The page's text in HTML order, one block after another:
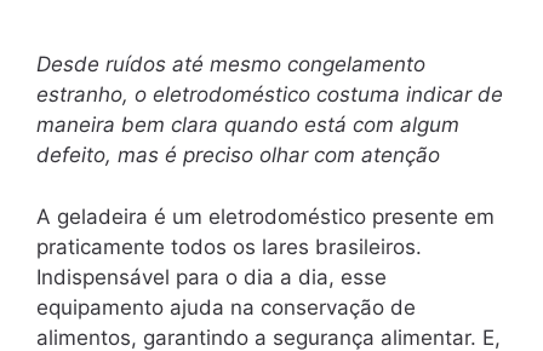
Desde ruídos até mesmo congelamento
estranho, o eletrodoméstico costuma indicar de
maneira bem clara quando está com algum
defeito, mas é preciso olhar com atenção
A geladeira é um eletrodoméstico presente em
praticamente todos os lares brasileiros.
Indispensável para o dia a dia, esse
equipamento ajuda na conservação de
alimentos, garantindo a segurança alimentar. E,